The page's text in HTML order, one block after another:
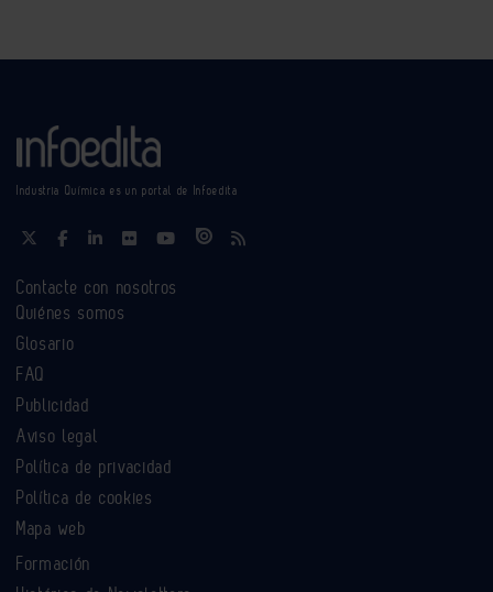
Industria Química es un portal de Infoedita
Contacte con nosotros
Quiénes somos
Glosario
FAQ
Publicidad
Aviso legal
Política de privacidad
Política de cookies
Mapa web
Formación